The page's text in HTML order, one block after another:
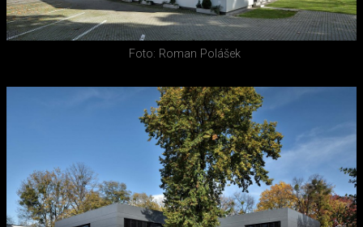
Foto: Roman Polášek